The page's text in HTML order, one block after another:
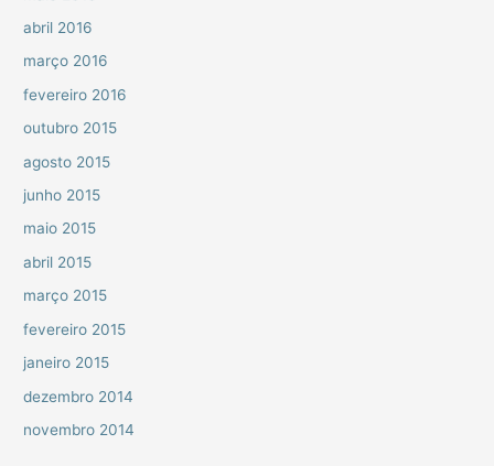
abril 2016
março 2016
fevereiro 2016
outubro 2015
agosto 2015
junho 2015
maio 2015
abril 2015
março 2015
fevereiro 2015
janeiro 2015
dezembro 2014
novembro 2014